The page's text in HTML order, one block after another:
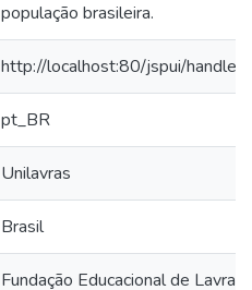
população brasileira.
http://localhost:80/jspui/
pt_BR
Unilavras
Brasil
Fundação Educacional de Lavras